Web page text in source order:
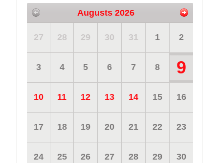
Augusts 2026
27 28 29 30 31 1 2
3 4 5 6 7 8 9
10 11 12 13 14 15 16
17 18 19 20 21 22 23
24 25 26 27 28 29 30